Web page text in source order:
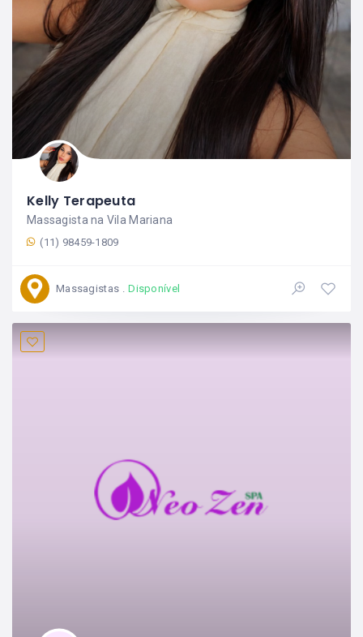
Kelly Terapeuta
Massagista na Vila Mariana
(11) 98459-1809
Massagistas Disponível